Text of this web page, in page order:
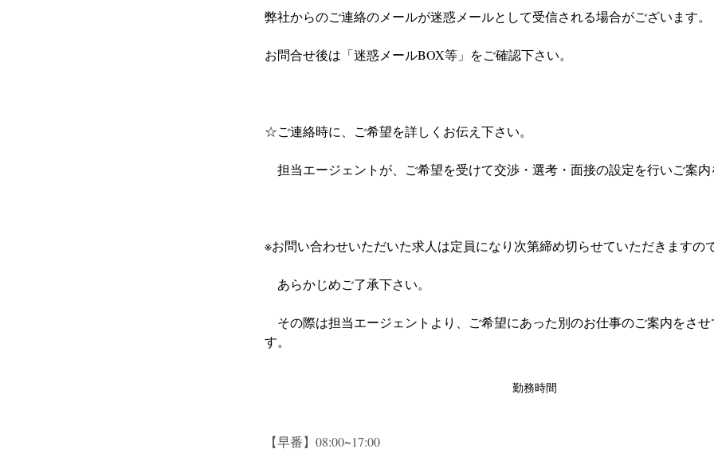
弊社からのご連絡のメールが迷惑メールとして受信される場合がございます。
お問合せ後は「迷惑メールBOX等」をご確認下さい。
☆ご連絡時に、ご希望を詳しくお伝え下さい。
担当エージェントが、ご希望を受けて交渉・選考・面接の設定を行いご案内
※お問い合わせいただいた求人は定員になり次第締め切らせていただきますので
あらかじめご了承下さい。
その際は担当エージェントより、ご希望にあった別のお仕事のご案内をさせ
す。
勤務時間
【早番】08:00~17:00